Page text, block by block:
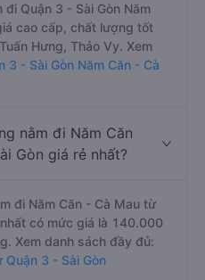
đi Quận 3 - Sài Gòn Năm
cao cấp, chất lượng tốt
Hưng, Thảo Vy. Xem
3 - Sài Gòn Năm Căn - Cà
nằm đi Năm Căn
Gòn giá rẻ nhất?
đi Năm Căn - Cà Mau từ
có mức giá là 140.000
Xem danh sách đầy đủ:
Quận 3 - Sài Gòn